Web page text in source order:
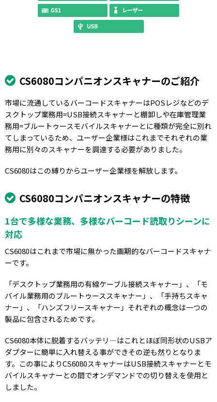
CS6080コンパニオンスキャナーのご紹介
市場に流通しているバーコードスキャナーはPOSレジなどのデ
スクトップ業務用=USB接続スキャナーと棚卸しや在庫管理業
務用=ブルートゥースモバイルスキャナーとに種類が完全に別れ
てしまっているため、ユーザー企業様はこれまでそれぞれの業
務用に別々のスキャナーを調達する必要がありました。
CS6080はこの縛りからユーザー企業様を解放します。
CS6080コンパニオンスキャナーの特徴
1台で多様な業務、多様なバーコード読取りシーンに
対応
CS6080はこれまで市場に無かった画期的なバーコードスキャナ
ーです。
「デスクトップ業務用の有線ケーブル接続スキャナー」、「モ
バイル業務用のブルートゥーススキャナー」、「手持ちスキャ
ナー」、「ハンズフリースキャナー」それぞれの概念は一つの
製品に包含されるためです。
CS6080本体に脱着するバッテリ―はこれとほぼ同形状のUSBア
ダプターに簡単に入れ替える事ができその逆も然りとなりま
す。この事によりCS6080スキャナーはUSB接続スキャナーとモ
バイルスキャナーとの間でオンデマンドでの切り替えを使用と
しました。